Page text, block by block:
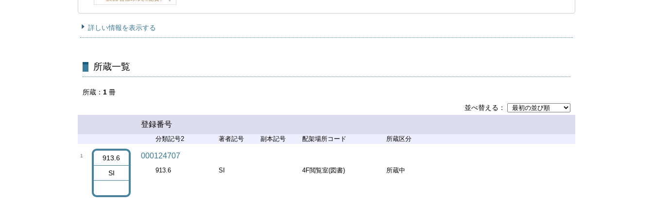
詳しい情報を表示する
所蔵一覧
所蔵 1 冊
並べ替える
登録番号
分類記号2 著者記号 副本記号 配架場所コード 所蔵区分
1
913.6
SI
000124707
913.6 SI 4F閲覧室(図書) 所蔵中